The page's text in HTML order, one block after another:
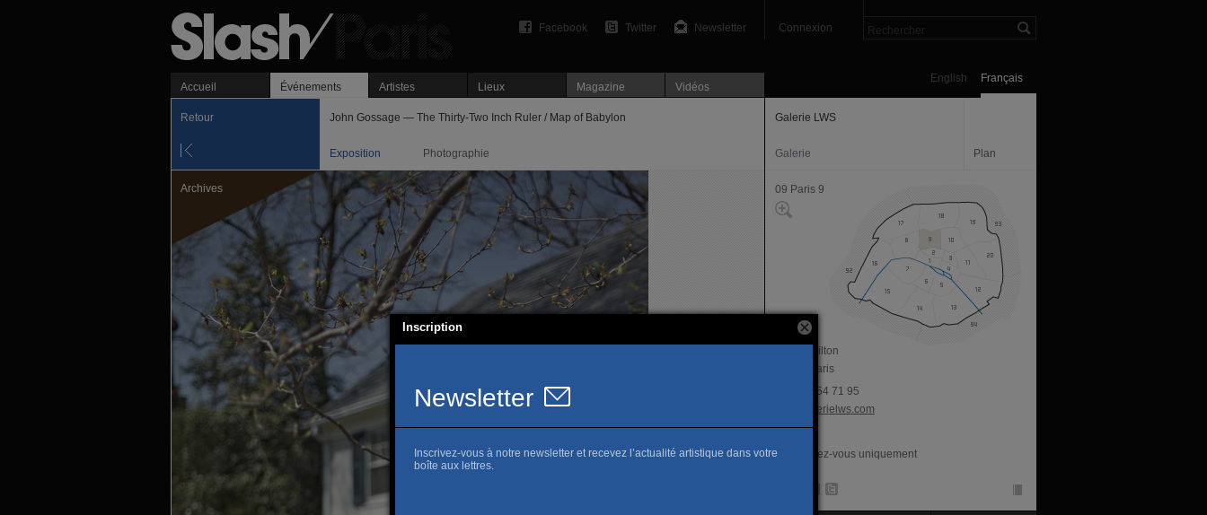
Connexion
Newsletter
Twitter
Facebook
Français
English
Accueil Événements Artistes Lieux Magazine Vidéos
Retour John Gossage — The Thirty-Two Inch Ruler / Map of Babylon
Exposition Photographie
Archives
Galerie LWS
Galerie Plan
09 Paris 9
26 rue Milton
75009 Paris
T. 01 43 54 71 95
www.galerielws.com
Sur rendez-vous uniquement
Inscription